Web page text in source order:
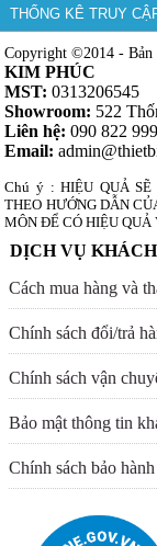
THỐNG KÊ TRUY
Copyright ©2014 -
KIM PHÚC
MST: 0313206545
Showroom: 522
Liên hệ: 090 822
Email:
Chú ý : HIỆU QUẢ
THEO HƯỚNG DẪN
MÔN ĐỂ CÓ HIỆU QUẢ
DỊCH VỤ
Cách mua hàng và
Chính sách đổi/trả
Chính sách vận
Bảo mật thông tin
Chính sách bảo hành